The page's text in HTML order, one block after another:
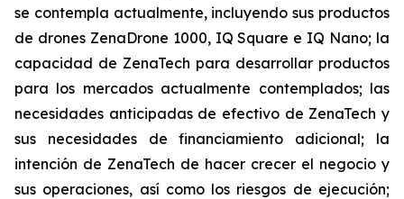
se contempla actualmente, incluyendo sus productos
de drones ZenaDrone 1000, IQ Square e IQ Nano; la
capacidad de ZenaTech para desarrollar productos
para los mercados actualmente contemplados; las
necesidades anticipadas de efectivo de ZenaTech y
sus necesidades de financiamiento adicional; la
intención de ZenaTech de hacer crecer el negocio y
sus operaciones, así como los riesgos de ejecución;